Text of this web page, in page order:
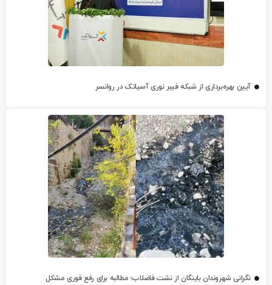
آیین بهره‌برداری از شبکه فیبر نوری آسیاتک در روانسر
نگرانی شهروندان باینگان از نشت فاضلاب؛ مطالبه برای رفع فوری مشکل